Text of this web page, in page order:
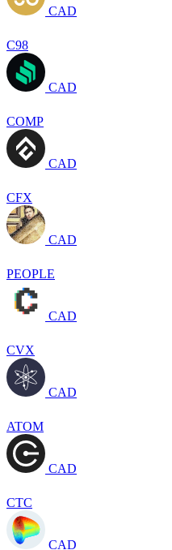
CAD
C98
CAD
COMP
CAD
CFX
CAD
PEOPLE
CAD
CVX
CAD
ATOM
CAD
CTC
CAD